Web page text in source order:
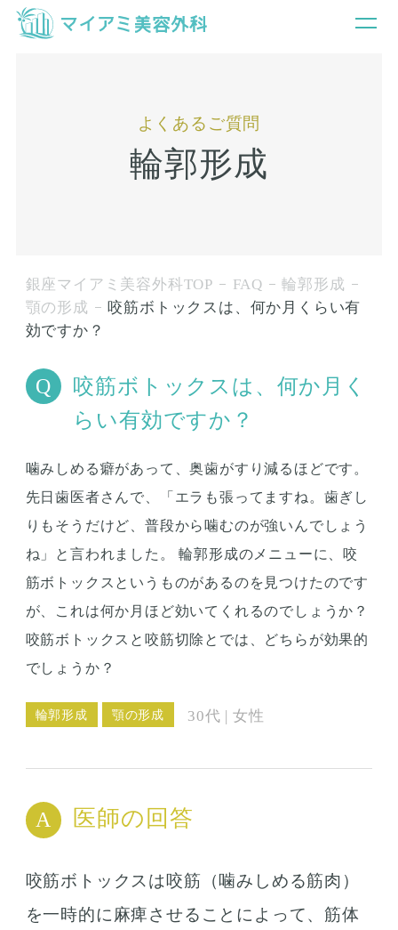
よくあるご質問
輪郭形成
銀座マイアミ美容外科TOP FAQ
輪郭形成
顎の形成
咬筋ボトックスは、何か月くらい有
効ですか？
咬筋ボトックスは、何か月く
らい有効ですか？
噛みしめる癖があって、奥歯がすり減るほどです。
先日歯医者さんで、「エラも張ってますね。歯ぎし
りもそうだけど、普段から噛むのが強いんでしょう
ね」と言われました。 輪郭形成のメニューに、咬
筋ボトックスというものがあるのを見つけたのです
が、これは何か月ほど効いてくれるのでしょうか？
咬筋ボトックスと咬筋切除とでは、どちらが効果的
でしょうか？
輪郭形成 顎の形成 30代 | 女性
医師の回答
咬筋ボトックスは咬筋（噛みしめる筋肉）
を一時的に麻痺させることによって、筋体